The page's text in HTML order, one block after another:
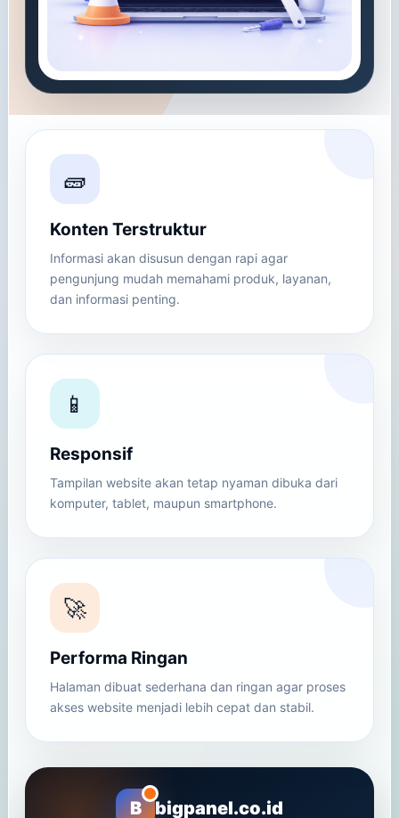
🧱
Konten Terstruktur
Informasi akan disusun dengan rapi agar
pengunjung mudah memahami produk, layanan,
dan informasi penting.
📱
Responsif
Tampilan website akan tetap nyaman dibuka dari
komputer, tablet, maupun smartphone.
🚀
Performa Ringan
Halaman dibuat sederhana dan ringan agar proses
akses website menjadi lebih cepat dan stabil.
B bigpanel.co.id